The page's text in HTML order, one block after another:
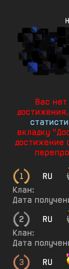
Вас
вкладку
достижение
1 RU
Клан:
Дата
2
RU
Клан:
Дата
3
RU